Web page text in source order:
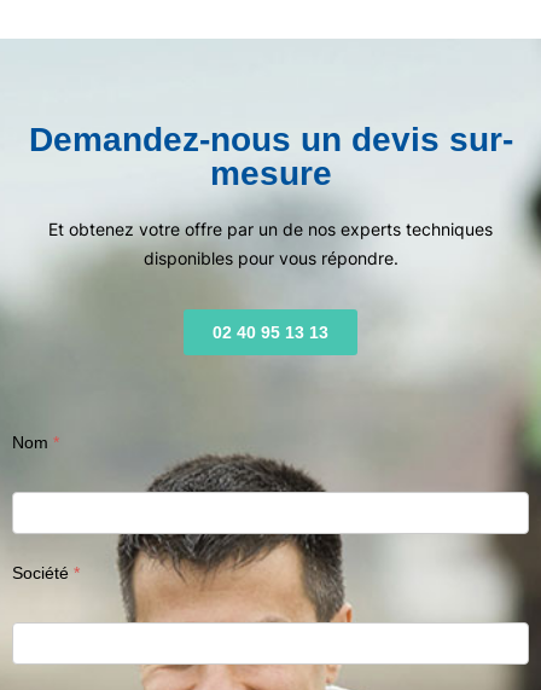
Demandez-nous un devis sur-
mesure
Et obtenez votre offre par un de nos experts techniques
disponibles pour vous répondre.
02 40 95 13 13
Nom
Société